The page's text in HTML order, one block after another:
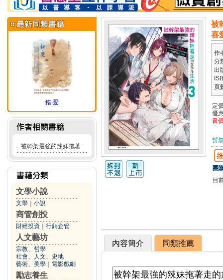
錯‧愛
． 被幹架最強的辣妹拖著
文學小說
文學 小說
商管創投
財經投資 行銷企管
人文藝坊
宗教、哲學
社會、人文、史地
藝術、美學
電影戲劇
勵志養生
被
喜
作
分
出
頁
定
優
書
暫
團
目
內容簡介 同類推薦